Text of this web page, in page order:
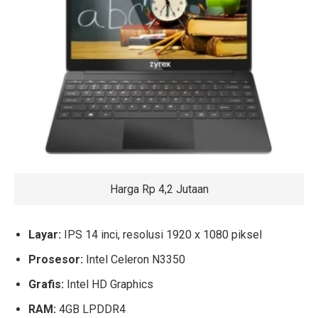
Harga Rp 4,2 Jutaan
Layar: IPS 14 inci, resolusi 1920 x 1080 piksel
Prosesor: Intel Celeron N3350
Grafis: Intel HD Graphics
RAM: 4GB LPDDR4